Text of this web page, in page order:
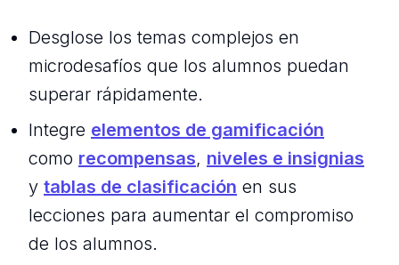
Desglose los temas complejos en
microdesafíos que los alumnos puedan
superar rápidamente.
Integre elementos de gamificación
como recompensas, niveles e insignias
y tablas de clasificación en sus
lecciones para aumentar el compromiso
de los alumnos.